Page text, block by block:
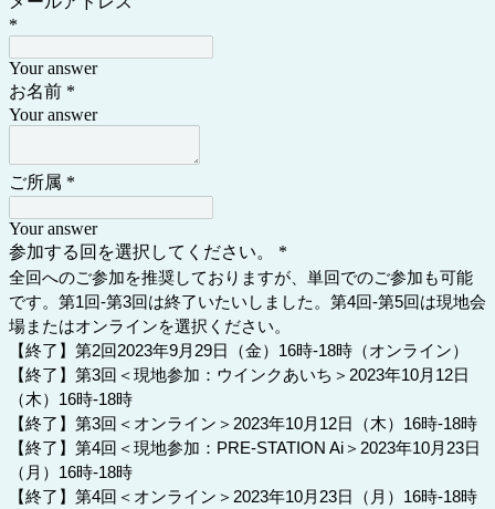
*
Your answer
お名前 *
Your answer
ご所属 *
Your answer
参加する回を選択してください。
*
全回へのご参加を推奨しておりますが、単回でのご参加も可能
です。第1回-第3回は終了いたいしました。第4回-第5回は現地会
場またはオンラインを選択ください。
【終了】第2回2023年9月29日（金）16時-18時（オンライン）
【終了】第3回＜現地参加：ウインクあいち＞2023年10月12日
（木）16時-18時
【終了】第3回＜オンライン＞2023年10月12日（木）16時-18時
【終了】第4回＜現地参加：PRE-STATION Ai＞2023年10月23日
（月）16時-18時
【終了】第4回＜オンライン＞2023年10月23日（月）16時-18時